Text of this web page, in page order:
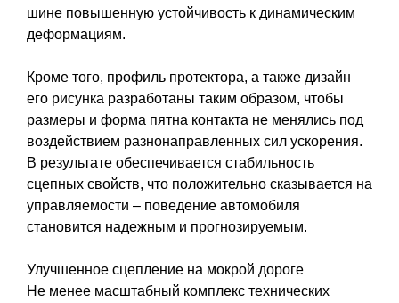
шине повышенную устойчивость к динамическим
деформациям.
Кроме того, профиль протектора, а также дизайн
его рисунка разработаны таким образом, чтобы
размеры и форма пятна контакта не менялись под
воздействием разнонаправленных сил ускорения.
В результате обеспечивается стабильность
сцепных свойств, что положительно сказывается на
управляемости – поведение автомобиля
становится надежным и прогнозируемым.
Улучшенное сцепление на мокрой дороге
Не менее масштабный комплекс технических